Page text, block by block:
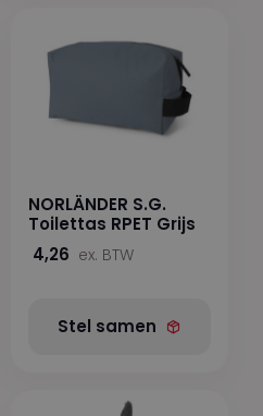
NORLÄNDER S.G.
Toilettas RPET Grijs
4,26 ex. BTW
Stel samen